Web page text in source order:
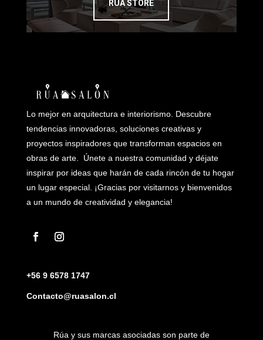
RÚA STORE
Lo mejor en arquitectura e interiorismo. Descubre
tendencias innovadoras, soluciones creativas y
proyectos inspiradores que transforman espacios en
obras de arte. Únete a nuestra comunidad y déjate
inspirar por ideas que harán de cada rincón de tu hogar
un lugar especial. ¡Gracias por visitarnos y bienvenidos
a un mundo de creatividad y elegancia!
+56 9 6578 1747
Contacto@ruasalon.cl
Rúa y sus marcas asociadas son parte de